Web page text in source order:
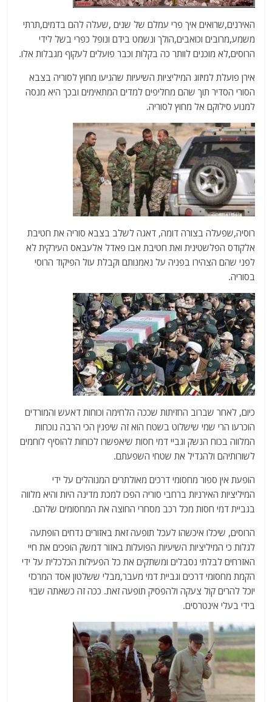
האירנים,שרואים איך פרי עמלם של שנים ,שעלה להם בדמים,תרתי
משמע,מרובים וכואבים,הולך ונשמט בידם ונופל כפרי בשל לידי
הרוסים,לא מוכנים לוותר כה בקלות וכבר פועלים לעקוף מגבלות אלו.
אירן פועלת למיזוג המיליציות השיעיות שהגיעו מחוץ לסוריה בצבא
הסורי הסדיר תוך שהם מחליפים למדים המתאימים ובכך היא מנסה
למנוע סילוקם אל מחוץ לסוריה.
רוסיה,שפעלה בצורה דומה, דאגה לשלב בצבא סוריה את חטיבת
אלקודס הפלשטינית ואת חטיבת אבו פאדל אלעבאס העירקית לא
לפני שהם הצהירו בפניה על נאמנותם וקבלת עול הפיקוד הרוסי
בסוריה.
כיום, לאחר שברוב החזיתות שככה הלחימה וכוחות דאעש והמורדים
הוכרעו הרי שמי שישלוט בשטח הוא זה שיפגין הכי הרבה נוכחות
המלווה בכוח הנשק וגביי דמי חסות שיאפשרו לכוחות להוסיף לוחמים
לשורותיהם ולהגדיל את שטחי השפעתם.
הופעת אין ספור מחסומי דרכים מאולתרים המנוהלים על ידי
המיליציות האירניות ברחבי סוריה הפכו למכת מדינה היות והיא מלווה
בגביית דמי חסות מכל רכב מסחרי החוצה את המחסומים שלהם.
הרוסים, שיכלו איכשהו לעכל תופעה זאת באזורים נדחים הופתעה
לגלות כי המיליציות השיעיות הפועלות באזור דמשק הופכים את חיי
האזרחים לבלתי נסבלים ומשתקים את כל הפעילות הכלכלית על ידי
הקמת מחסומי דרכים וגביית דמי מעבר,מבלי ששלטון אסד המרכזי
יוכל להרים קול צעקה ולהפסיק תופעה זאת. ככה זה כשאתה שבוי
בידי בעלי אינטרסים.